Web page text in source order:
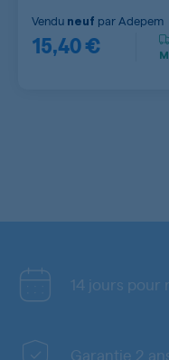
15,40 €
Vendu neuf par Adepem
14 jours
Garantie 2